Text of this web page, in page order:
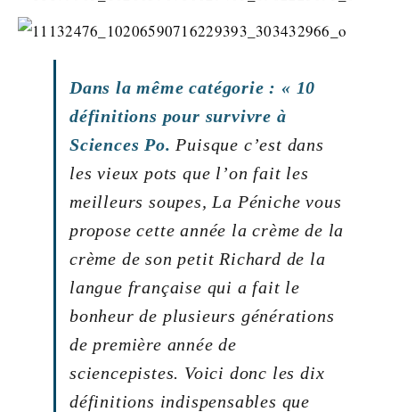
Dans la même catégorie : « 10
définitions pour survivre à
Sciences Po. Puisque c’est dans
les vieux pots que l’on fait les
meilleurs soupes, La Péniche vous
propose cette année la crème de la
crème de son petit Richard de la
langue française qui a fait le
bonheur de plusieurs générations
de première année de
sciencepistes. Voici donc les dix
définitions indispensables que